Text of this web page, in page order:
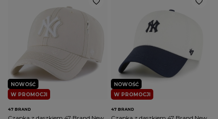
W PROMOCJI
NOWOŚĆ
47 BRAND
Czapka z daszkiem 47 Brand New
W PROMOCJI
NOWOŚĆ
47 BRAND
Czapka z daszkiem 47 Brand New